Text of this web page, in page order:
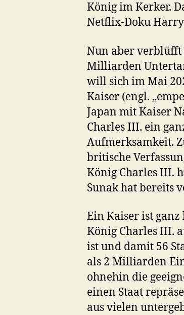
König im Kerker.
Netflix-Doku
Nun aber verblüfft
Milliarden
will sich im Mai
Kaiser (engl.
Japan mit Kaiser
Charles III. ein
Aufmerksamkeit.
britische
König Charles III.
Sunak hat bereits
Ein Kaiser ist
König Charles III.
ist und damit 56
als 2 Milliarden
ohnehin die
einen Staat
aus vielen